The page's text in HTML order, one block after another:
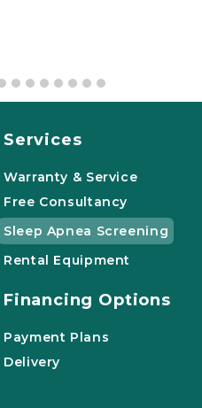
Services
Warranty & Service
Free Consultancy
Sleep Apnea Screening
Rental Equipment
Financing Options
Payment Plans
Delivery